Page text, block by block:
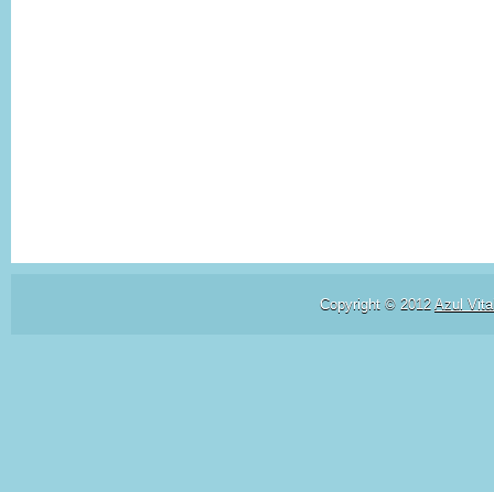
Copyright © 2012 Azul